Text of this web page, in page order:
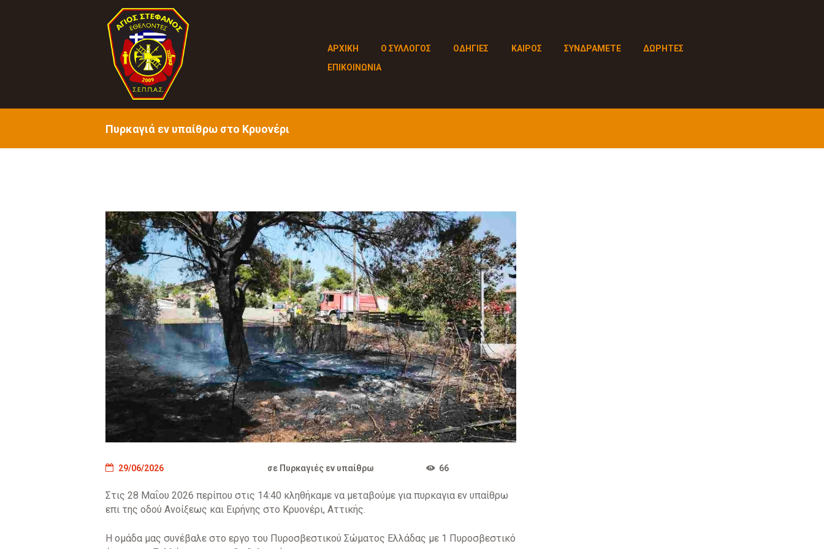
ΑΡΧΙΚΗ Ο ΣΥΛΛΟΓΟΣ ΟΔΗΓΙΕΣ ΚΑΙΡΟΣ ΣΥΝΔΡΑΜΕΤΕ
ΔΩΡΗΤΕΣ
ΕΠΙΚΟΙΝΩΝΙΑ
Πυρκαγιά εν υπαίθρω στο Κρυονέρι
29/06/2026 σε Πυρκαγιές εν υπαίθρω 66
Στις 28 Μαΐου 2026 περίπου στις 14:40 κληθήκαμε να μεταβούμε για πυρκαγια εν υπαίθρω
επι της οδού Ανοίξεως και Ειρήνης στο Κρυονέρι, Αττικής.
Η ομάδα μας συνέβαλε στο εργο του Πυροσβεστικού Σώματος Ελλάδας με 1 Πυροσβεστικό